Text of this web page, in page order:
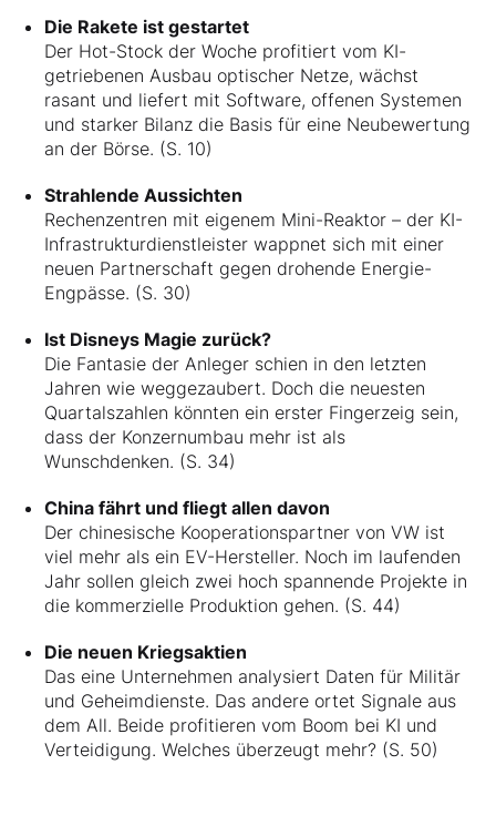
Die Rakete ist gestartet
Der Hot-Stock der Woche profitiert vom KI-
getriebenen Ausbau optischer Netze, wächst
rasant und liefert mit Software, offenen Systemen
und starker Bilanz die Basis für eine Neubewertung
an der Börse. (S. 10)
Strahlende Aussichten
Rechenzentren mit eigenem Mini-Reaktor – der KI-
Infrastrukturdienstleister wappnet sich mit einer
neuen Partnerschaft gegen drohende Energie-
Engpässe. (S. 30)
Ist Disneys Magie zurück?
Die Fantasie der Anleger schien in den letzten
Jahren wie weggezaubert. Doch die neuesten
Quartalszahlen könnten ein erster Fingerzeig sein,
dass der Konzernumbau mehr ist als
Wunschdenken. (S. 34)
China fährt und fliegt allen davon
Der chinesische Kooperationspartner von VW ist
viel mehr als ein EV-Hersteller. Noch im laufenden
Jahr sollen gleich zwei hoch spannende Projekte in
die kommerzielle Produktion gehen. (S. 44)
Die neuen Kriegsaktien
Das eine Unternehmen analysiert Daten für Militär
und Geheimdienste. Das andere ortet Signale aus
dem All. Beide profitieren vom Boom bei KI und
Verteidigung. Welches überzeugt mehr? (S. 50)